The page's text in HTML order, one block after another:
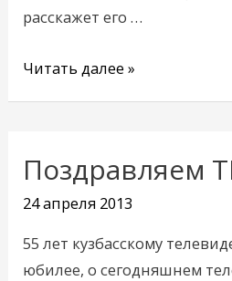
расскажет его …
Читать далее »
Поздравляем
24 апреля 2013
55 лет кузбасскому
юбилее, о сегодняшнем
Поздравляем
Кузбасса!